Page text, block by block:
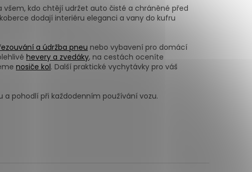
všem, kdo chtějí udržet auto čisté a chráněné před
dodají interiéru eleganci a vany do kufru
a údržba pneu nebo vybavení pro domácí
hevery a zvedáky, na cestách oceníte
nosiče kol. Další praktické vychytávky pro váš
pohodlí při každodenním používání vozu.